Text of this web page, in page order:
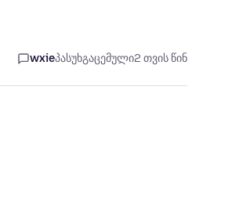
wxieპასუხგაცემული2 თვის წინ